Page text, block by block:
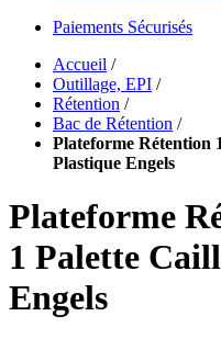
Paiements Sécurisés
Accueil /
Outillage, EPI /
Rétention /
Bac de Rétention /
Plateforme Rétention
Plastique Engels
Plateforme
1 Palette
Engels